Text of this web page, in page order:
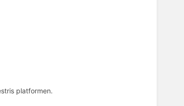
platformen.